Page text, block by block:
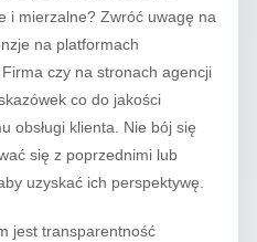
i mierzalne? Zwróć uwagę na
na platformach
czy na stronach agencji
co do jakości
obsługi klienta. Nie bój się
się z poprzednimi lub
uzyskać ich perspektywę.
jest transparentność